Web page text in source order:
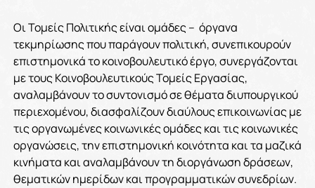
Οι Τομείς Πολιτικής είναι ομάδες – όργανα
τεκμηρίωσης που παράγουν πολιτική, συνεπικουρούν
επιστημονικά το κοινοβουλευτικό έργο, συνεργάζονται
με τους Κοινοβουλευτικούς Τομείς Εργασίας,
αναλαμβάνουν το συντονισμό σε θέματα διυπουργικού
περιεχομένου, διασφαλίζουν διαύλους επικοινωνίας με
τις οργανωμένες κοινωνικές ομάδες και τις κοινωνικές
οργανώσεις, την επιστημονική κοινότητα και τα μαζικά
κινήματα και αναλαμβάνουν τη διοργάνωση δράσεων,
θεματικών ημερίδων και προγραμματικών συνεδρίων.